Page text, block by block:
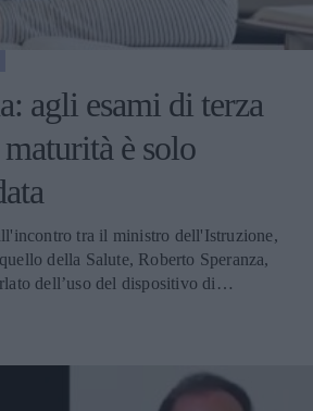
agli esami di terza
è solo
tra il ministro dell'Istruzione,
della Salute, Roberto Speranza,
dell’uso del dispositivo di